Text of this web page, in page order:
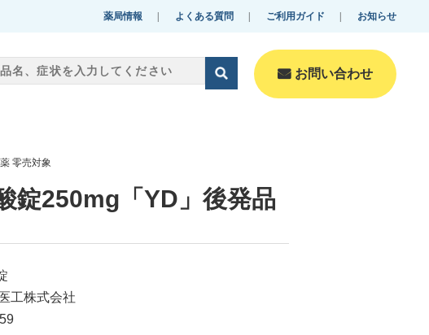
薬局情報 よくある質問 ご利用ガイド お知らせ
eauty
お問い合わせ
零売対象
錠250mg「YD」後発品
工株式会社